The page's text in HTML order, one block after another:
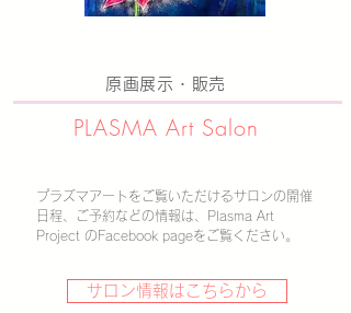
原画展示・販売
PLASMA ​Art Salon
プラズマアートをご覧いただけるサロンの​開催
日程、ご予約などの情報は、Plasma Art
Project のFacebook pageをご覧ください。
サロン情報はこちらから